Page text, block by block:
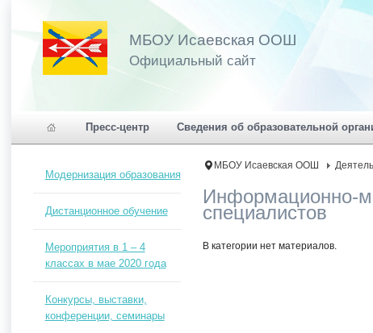
МБОУ Исаевская ООШ
Официальный сайт
Пресс-центр Сведения об образовательной
МБОУ Исаевская ООШ
Информационно-
специалистов
В категории нет материалов.
Модернизация образования
Дистанционное обучение
Мероприятия в 1 – 4
классах в мае 2020 года
Конкурсы, выставки,
конференции, семинары